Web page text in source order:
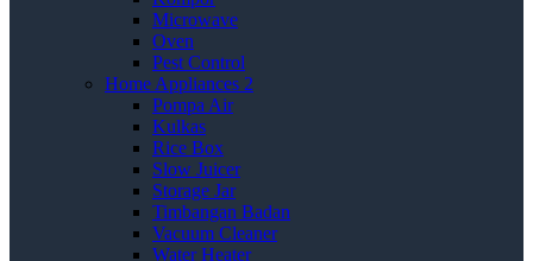
Microwave
Oven
Pest Control
Home Appliances 2
Pompa Air
Kulkas
Rice Box
Slow Juicer
Storage Jar
Timbangan Badan
Vacuum Cleaner
Water Heater